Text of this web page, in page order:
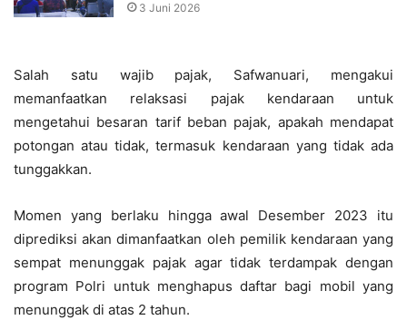
3 Juni 2026
Salah satu wajib pajak, Safwanuari, mengakui
memanfaatkan relaksasi pajak kendaraan untuk
mengetahui besaran tarif beban pajak, apakah mendapat
potongan atau tidak, termasuk kendaraan yang tidak ada
tunggakkan.
Momen yang berlaku hingga awal Desember 2023 itu
diprediksi akan dimanfaatkan oleh pemilik kendaraan yang
sempat menunggak pajak agar tidak terdampak dengan
program Polri untuk menghapus daftar bagi mobil yang
menunggak di atas 2 tahun.